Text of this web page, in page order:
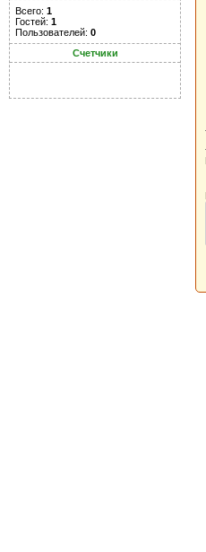
Всего: 1
Гостей: 1
Пользователей: 0
Счетчики